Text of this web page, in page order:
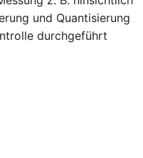
und Quantisierung
durchgeführt